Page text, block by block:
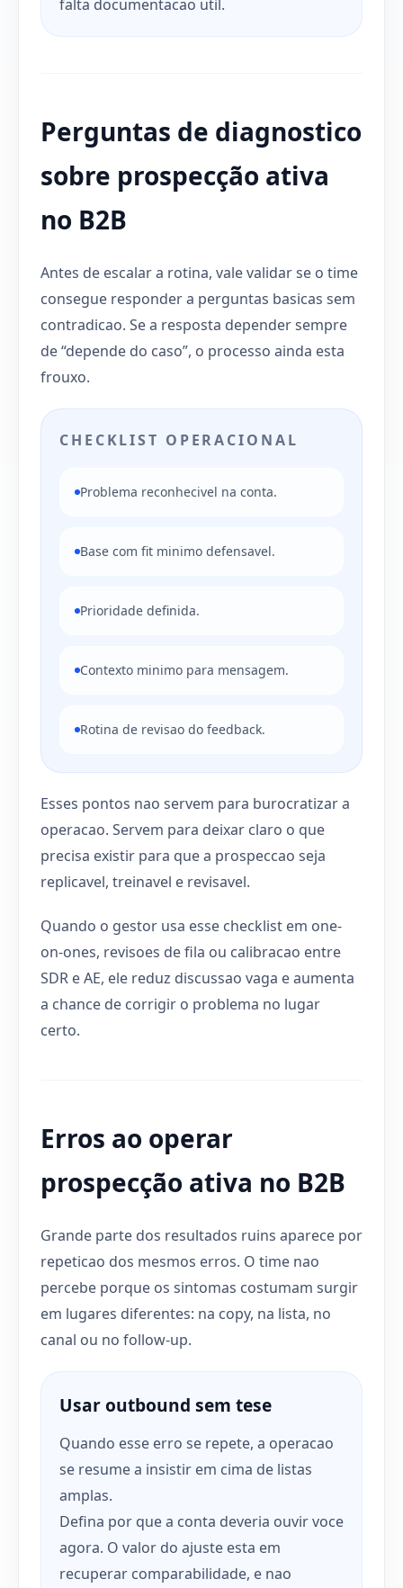
falta documentacao util.
Perguntas de diagnostico
sobre prospecção ativa
no B2B
Antes de escalar a rotina, vale validar se o time
consegue responder a perguntas basicas sem
contradicao. Se a resposta depender sempre
de “depende do caso”, o processo ainda esta
frouxo.
CHECKLIST OPERACIONAL
Problema reconhecivel na conta.
Base com fit minimo defensavel.
Prioridade definida.
Contexto minimo para mensagem.
Rotina de revisao do feedback.
Esses pontos nao servem para burocratizar a
operacao. Servem para deixar claro o que
precisa existir para que a prospeccao seja
replicavel, treinavel e revisavel.
Quando o gestor usa esse checklist em one-
on-ones, revisoes de fila ou calibracao entre
SDR e AE, ele reduz discussao vaga e aumenta
a chance de corrigir o problema no lugar
certo.
Erros ao operar
prospecção ativa no B2B
Grande parte dos resultados ruins aparece por
repeticao dos mesmos erros. O time nao
percebe porque os sintomas costumam surgir
em lugares diferentes: na copy, na lista, no
canal ou no follow-up.
Usar outbound sem tese
Quando esse erro se repete, a operacao
se resume a insistir em cima de listas
amplas.
Defina por que a conta deveria ouvir voce
agora. O valor do ajuste esta em
recuperar comparabilidade, e nao